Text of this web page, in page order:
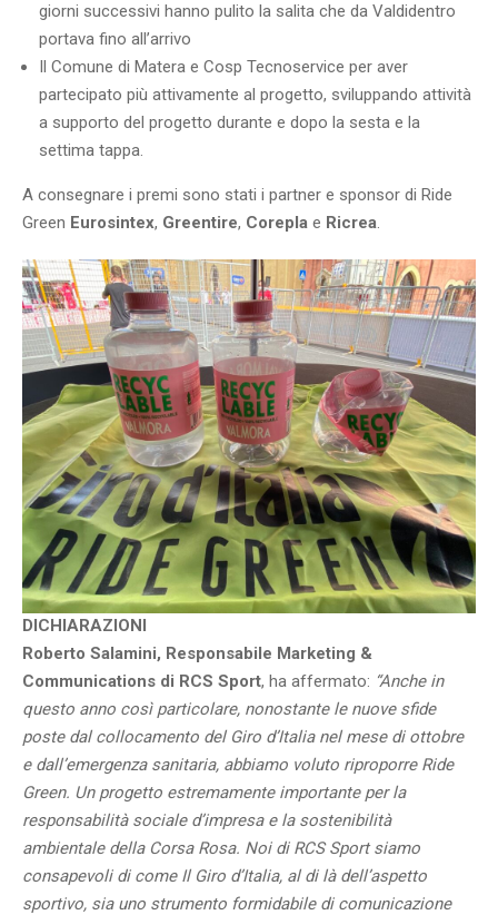
giorni successivi hanno pulito la salita che da Valdidentro
portava fino all’arrivo
Il Comune di Matera e Cosp Tecnoservice per aver
partecipato più attivamente al progetto, sviluppando attività
a supporto del progetto durante e dopo la sesta e la
settima tappa.
A consegnare i premi sono stati i partner e sponsor di Ride
Green Eurosintex, Greentire, Corepla e Ricrea.
DICHIARAZIONI
Roberto Salamini, Responsabile Marketing &
Communications di RCS Sport, ha affermato: “Anche in
questo anno così particolare, nonostante le nuove sfide
poste dal collocamento del Giro d’Italia nel mese di ottobre
e dall’emergenza sanitaria, abbiamo voluto riproporre Ride
Green. Un progetto estremamente importante per la
responsabilità sociale d’impresa e la sostenibilità
ambientale della Corsa Rosa. Noi di RCS Sport siamo
consapevoli di come Il Giro d’Italia, al di là dell’aspetto
sportivo, sia uno strumento formidabile di comunicazione